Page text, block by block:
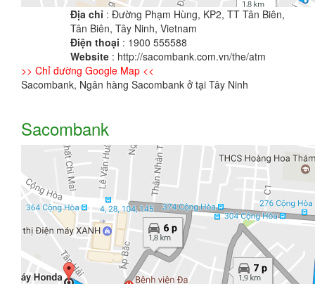
Địa chỉ : Đường Phạm Hùng, KP2, TT Tân Biên,
Tân Biên, Tây Ninh, Vietnam
Điện thoại : 1900 555588
Website : http://sacombank.com.vn/the/atm
>> Chỉ đường Google Map <<
Sacombank, Ngân hàng Sacombank ở tại Tây Ninh
Sacombank